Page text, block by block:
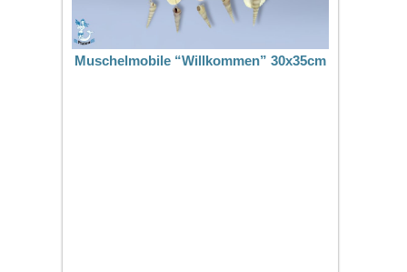
Muschelmobile “Willkommen” 30x35cm